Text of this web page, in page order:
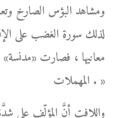
ومشاهد البؤس الصارخ
لذلك سورة الغضب على
معانيها ، فصارت
المهملات . »
واللافت أنَّ المؤلّف على